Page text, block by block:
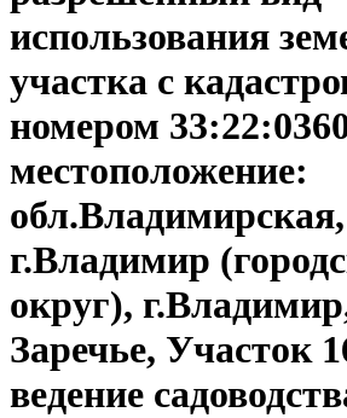
использования
участка с
номером
местоположение:
г.Владимир
округ),
Заречье, Участок
ведение